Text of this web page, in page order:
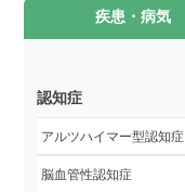
疾患・病気
認知症
アルツハイマー型認知症
脳血管性認知症